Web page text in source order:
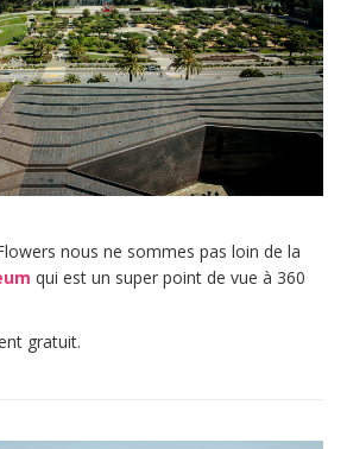
nous ne sommes pas loin de la
qui est un super point de vue à 360
gratuit.